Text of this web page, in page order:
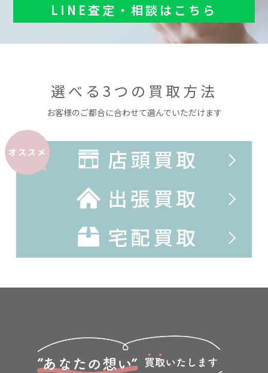
LINE査定・相談はこちら
選べる3つの買取方法
お客様のご都合に合わせて選んでいただけます
オススメ
店頭買取
出張買取
宅配買取